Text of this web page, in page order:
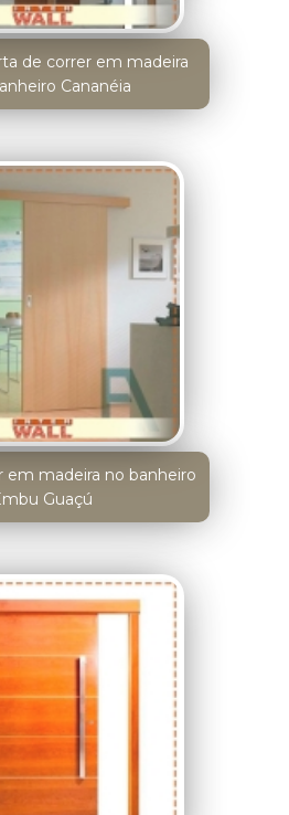
de correr em madeira
Cananéia
em madeira no banheiro
Guaçú